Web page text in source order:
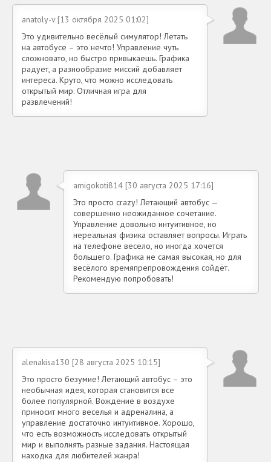
anatoly-v [13 октября 2025 01:02]
Это удивительно весёлый симулятор! Летать
на автобусе – это нечто! Управление чуть
сложновато, но быстро привыкаешь. Графика
радует, а разнообразие миссий добавляет
интереса. Круто, что можно исследовать
открытый мир. Отличная игра для
развлечений!
amigokoti814 [30 августа 2025 17:16]
Это просто crazy! Летающий автобус —
совершенно неожиданное сочетание.
Управление довольно интуитивное, но
нереальная физика оставляет вопросы. Играть
на телефоне весело, но иногда хочется
большего. Графика не самая высокая, но для
весёлого времяпрепровождения сойдёт.
Рекомендую попробовать!
alenakisa130 [28 августа 2025 10:15]
Это просто безумие! Летающий автобус – это
необычная идея, которая становится все
более популярной. Вождение в воздухе
приносит много веселья и адреналина, а
управление достаточно интуитивное. Хорошо,
что есть возможность исследовать открытый
мир и выполнять разные задания. Настоящая
находка для любителей жанра!